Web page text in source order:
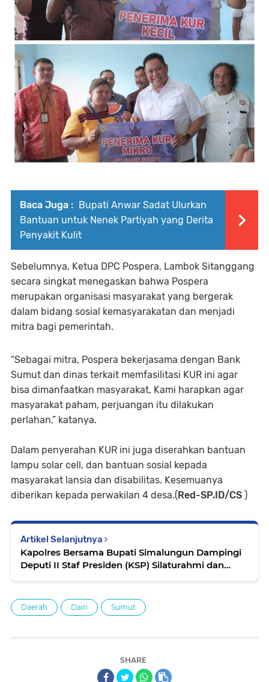
Baca Juga : Bupati Anwar Sadat Ulurkan
Bantuan untuk Nenek Partiyah yang Derita
Penyakit Kulit
Sebelumnya, Ketua DPC Pospera, Lambok Sitanggang
secara singkat menegaskan bahwa Pospera
merupakan organisasi masyarakat yang bergerak
dalam bidang sosial kemasyarakatan dan menjadi
mitra bagi pemerintah.
“Sebagai mitra, Pospera bekerjasama dengan Bank
Sumut dan dinas terkait memfasilitasi KUR ini agar
bisa dimanfaatkan masyarakat, Kami harapkan agar
masyarakat paham, perjuangan itu dilakukan
perlahan,” katanya.
Dalam penyerahan KUR ini juga diserahkan bantuan
lampu solar cell, dan bantuan sosial kepada
masyarakat lansia dan disabilitas. Kesemuanya
diberikan kepada perwakilan 4 desa.(Red-SP.ID/CS )
Artikel Selanjutnya
Kapolres Bersama Bupati Simalungun Dampingi
Deputi II Staf Presiden (KSP) Silaturahmi dan
Daerah Dairi Sumut
SHARE